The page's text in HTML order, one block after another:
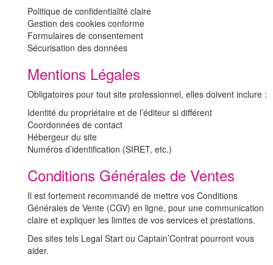
Politique de confidentialité claire
Gestion des cookies conforme
Formulaires de consentement
Sécurisation des données
Mentions Légales
Obligatoires pour tout site professionnel, elles doivent inclure :
Identité du propriétaire et de l’éditeur si différent
Coordonnées de contact
Hébergeur du site
Numéros d’identification (SIRET, etc.)
Conditions Générales de Ventes
Il est fortement recommandé de mettre vos Conditions
Générales de Vente (CGV) en ligne, pour une communication
claire et expliquer les limites de vos services et prestations.
Des sites tels Legal Start ou Captain’Contrat pourront vous
aider.